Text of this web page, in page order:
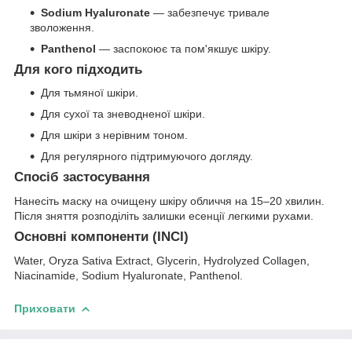
Sodium Hyaluronate — забезпечує тривале
зволоження.
Panthenol — заспокоює та пом'якшує шкіру.
Для кого підходить
Для тьмяної шкіри.
Для сухої та зневодненої шкіри.
Для шкіри з нерівним тоном.
Для регулярного підтримуючого догляду.
Спосіб застосування
Нанесіть маску на очищену шкіру обличчя на 15–20 хвилин.
Після зняття розподіліть залишки есенції легкими рухами.
Основні компоненти (INCI)
Water, Oryza Sativa Extract, Glycerin, Hydrolyzed Collagen,
Niacinamide, Sodium Hyaluronate, Panthenol.
Приховати